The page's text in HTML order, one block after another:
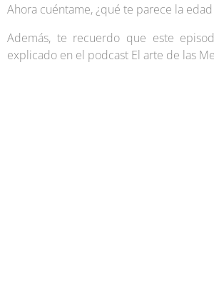
Ahora cuéntame, ¿qué te parece la
Además, te recuerdo que este
explicado en el podcast El arte de las